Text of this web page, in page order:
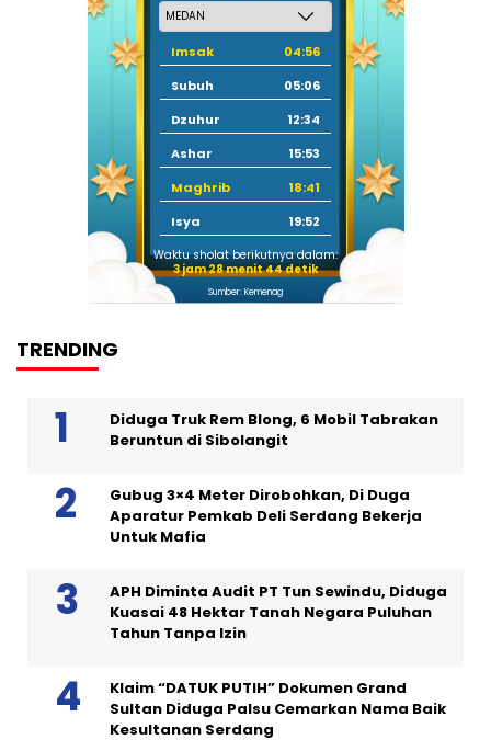
Imsak
04:56
Subuh
05:06
Dzuhur
12:34
Ashar
15:53
Maghrib
18:41
Isya
19:52
Waktu sholat berikutnya dalam:
3 jam 28 menit 44 detik
Sumber: Kemenag
TRENDING
Diduga Truk Rem Blong, 6 Mobil Tabrakan
Beruntun di Sibolangit
Gubug 3×4 Meter Dirobohkan, Di Duga
Aparatur Pemkab Deli Serdang Bekerja
Untuk Mafia
APH Diminta Audit PT Tun Sewindu, Diduga
Kuasai 48 Hektar Tanah Negara Puluhan
Tahun Tanpa Izin
Klaim “DATUK PUTIH” Dokumen Grand
Sultan Diduga Palsu Cemarkan Nama Baik
Kesultanan Serdang